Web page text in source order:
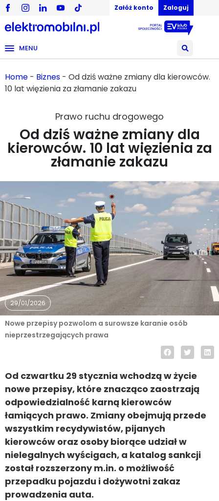
Załóż konto Zaloguj
MENU
Home - Biznes - Od dziś ważne zmiany dla kierowców.
10 lat więzienia za złamanie zakazu
Prawo ruchu drogowego
Od dziś ważne zmiany dla
kierowców. 10 lat więzienia za
złamanie zakazu
29/01/2026
Nowe przepisy pozwolom a surowsze karanie osób
nieprzestrzegających prawa
Od czwartku 29 stycznia wchodzą w życie
nowe przepisy, które znacząco zaostrzają
odpowiedzialność karną kierowców
łamiących prawo. Zmiany obejmują przede
wszystkim recydywistów, pijanych
kierowców oraz osoby biorące udział w
nielegalnych wyścigach, a katalog sankcji
został rozszerzony m.in. o możliwość
przepadku pojazdu i dożywotni zakaz
prowadzenia auta.